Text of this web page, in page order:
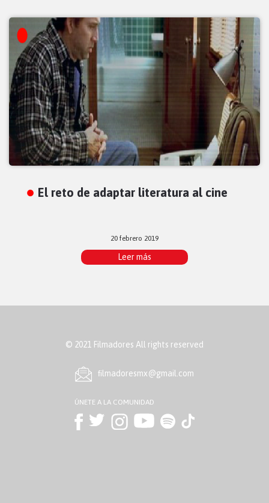
El reto de adaptar literatura al cine
20 febrero 2019
Leer más
© 2021 Filmadores All rights reserved
ﬁlmadoresmx@gmail.com
ÚNETE A LA COMUNIDAD